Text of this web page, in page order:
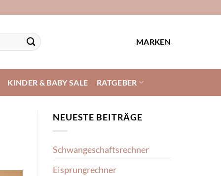
MARKEN
KINDER & BABY SALE RATGEBER
NEUESTE BEITRÄGE
Schwangeschaftsrechner
Eisprungrechner